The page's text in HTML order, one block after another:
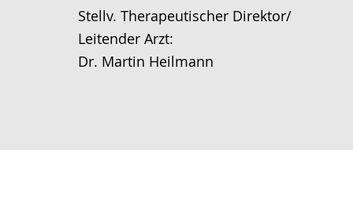
Stellv. Therapeutischer Direktor/
Leitender Arzt:
Dr. Martin Heilmann